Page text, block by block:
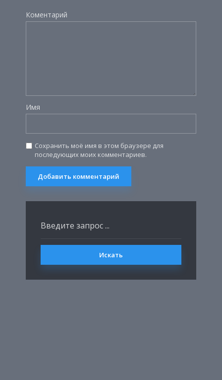
Коментарий
Имя
Сохранить моё имя в этом браузере для
последующих моих комментариев.
Искать